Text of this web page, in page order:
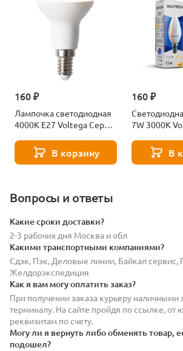
160 ₽
Лампочка светодиодная
4000К Е27 Voltega Серия
В корзину
160 ₽
7W 3000K
В
Вопросы и ответы
Какие сроки доставки?
2-3 рабочих дня Москва и обл
Какими транспортными компаниями?
Сдэк, Пэк, Деловые линии, Байкал сервис,
Желдорэкспедиция
Как я вам могу оплатить заказ?
При получении заказа курьеру наличными
терминалу. На сайте пройдя по ссылке, от
реквизитам по счету.
Могу ли я вернуть либо обменять товар,
подошел?